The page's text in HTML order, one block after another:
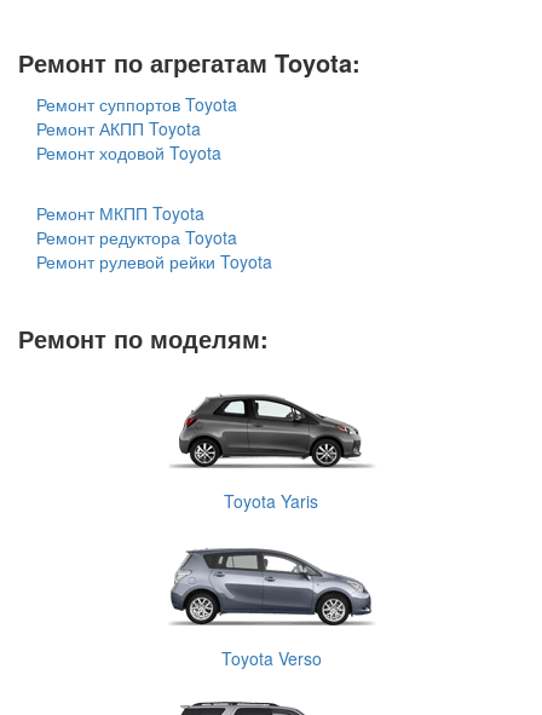
Ремонт по агрегатам Toyota:
Ремонт суппортов Toyota
Ремонт АКПП Toyota
Ремонт ходовой Toyota
Ремонт МКПП Toyota
Ремонт редуктора Toyota
Ремонт рулевой рейки Toyota
Ремонт по моделям:
Toyota Yaris
Toyota Verso